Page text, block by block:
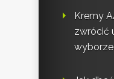
Kremy
zwrócić